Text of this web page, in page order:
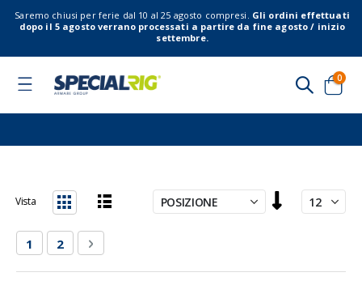
Saremo chiusi per ferie dal 10 al 25 agosto compresi. Gli ordini effettuati
dopo il 5 agosto verrano processati a partire da fine agosto / inizio
settembre.
Toggle
Cart
0
la
Pagina
Attualmente stai leggendo la pagina
1 Pagina
2 Pagina
Successivo
Vista